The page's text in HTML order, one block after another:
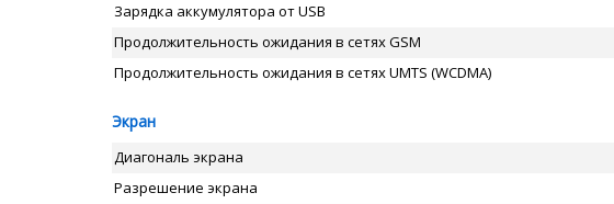
Зарядка аккумулятора от USB
Продолжительность ожидания в сетях GSM
Продолжительность ожидания в сетях UMTS (WCDMA)
Экран
Диагональ экрана
Разрешение экрана